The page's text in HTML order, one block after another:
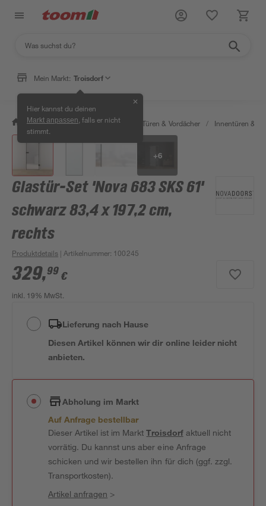
Mein Markt: Troisdorf
Hier kannst du deinen
Markt anpassen , falls er nicht
stimmt.
✕
/ Bauen & Renovieren / Fenster, Türen & Vordächer / Innentüren &
+6
Glastür-Set 'Nova 683 SKS 61'
schwarz 83,4 x 197,2 cm,
rechts
Produktdetails | Artikelnummer: 100245
329,99 €
inkl. 19% MwSt.
Lieferung nach Hause
Diesen Artikel können wir dir online leider nicht
anbieten.
Abholung im Markt
Auf Anfrage bestellbar
Dieser Artikel ist im MarktTroisdorfaktuell nicht
vorrätig. Du kannst uns aber eine Anfrage
schicken und wir bestellen ihn für dich (ggf. zzgl.
Transportkosten).
Artikel anfragen >